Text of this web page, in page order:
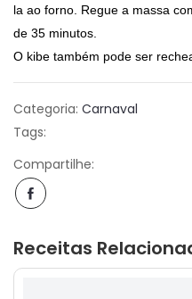
la ao forno. Regue a massa
de 35 minutos.
O kibe também pode ser
Categoria: Carnaval
Tags:
Compartilhe:
Receitas